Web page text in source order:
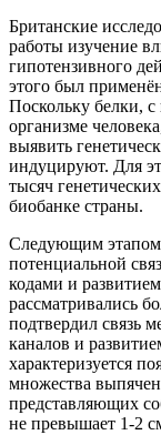
Британские
работы изучение
гипотензивного
этого был
Поскольку белки,
организме
выявить
индуцируют. Для
тысяч
биобанке страны.
Следующим этапом
потенциальной
кодами и
рассматривались
подтвердил связь
каналов и
характеризуется
множества
представляющих
не превышает 1-2